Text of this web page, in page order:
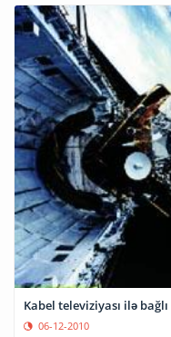
Kabel televiziyası ilə
06-12-2010